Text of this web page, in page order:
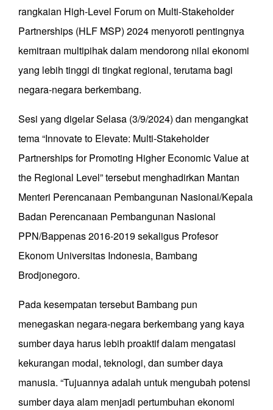
rangkaian High-Level Forum on Multi-Stakeholder
Partnerships (HLF MSP) 2024 menyoroti pentingnya
kemitraan multipihak dalam mendorong nilai ekonomi
yang lebih tinggi di tingkat regional, terutama bagi
negara-negara berkembang.
Sesi yang digelar Selasa (3/9/2024) dan mengangkat
tema “Innovate to Elevate: Multi-Stakeholder
Partnerships for Promoting Higher Economic Value at
the Regional Level” tersebut menghadirkan Mantan
Menteri Perencanaan Pembangunan Nasional/Kepala
Badan Perencanaan Pembangunan Nasional
PPN/Bappenas 2016-2019 sekaligus Profesor
Ekonom Universitas Indonesia, Bambang
Brodjonegoro.
Pada kesempatan tersebut Bambang pun
menegaskan negara-negara berkembang yang kaya
sumber daya harus lebih proaktif dalam mengatasi
kekurangan modal, teknologi, dan sumber daya
manusia. “Tujuannya adalah untuk mengubah potensi
sumber daya alam menjadi pertumbuhan ekonomi